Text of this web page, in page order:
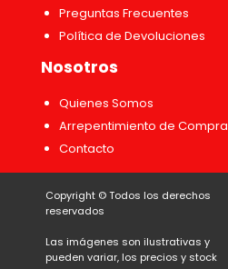
Preguntas Frecuentes
Política de Devoluciones
Nosotros
Quienes Somos
Arrepentimiento de Compra
Contacto
Copyright ©Todos los derechos
reservados
Las imágenes son ilustrativas y
pueden variar, los precios y stock